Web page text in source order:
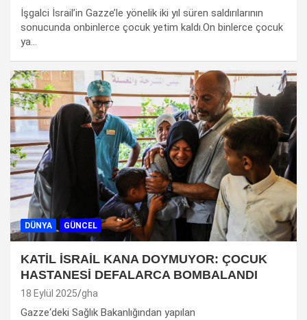
İşgalci İsrail’in Gazze’le yönelik iki yıl süren saldırılarının
sonucunda onbinlerce çocuk yetim kaldı.On binlerce çocuk
ya…
DÜNYA GÜNCEL
KATİL İSRAİL KANA DOYMUYOR: ÇOCUK
HASTANESİ DEFALARCA BOMBALANDI
18 Eylül 2025 gha
Gazze‘deki Sağlık Bakanlığından yapılan